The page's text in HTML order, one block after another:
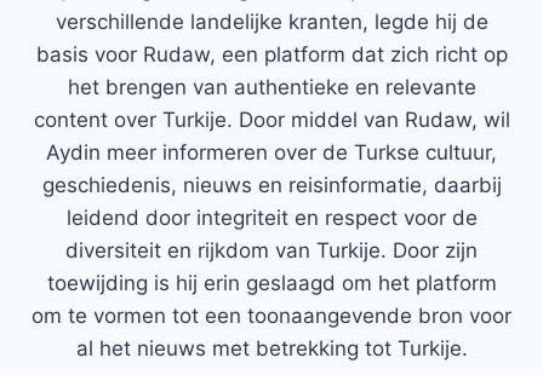
verschillende landelijke kranten, legde hij de
basis voor Rudaw, een platform dat zich richt op
het brengen van authentieke en relevante
content over Turkije. Door middel van Rudaw, wil
Aydin meer informeren over de Turkse cultuur,
geschiedenis, nieuws en reisinformatie, daarbij
leidend door integriteit en respect voor de
diversiteit en rijkdom van Turkije. Door zijn
toewijding is hij erin geslaagd om het platform
om te vormen tot een toonaangevende bron voor
al het nieuws met betrekking tot Turkije.